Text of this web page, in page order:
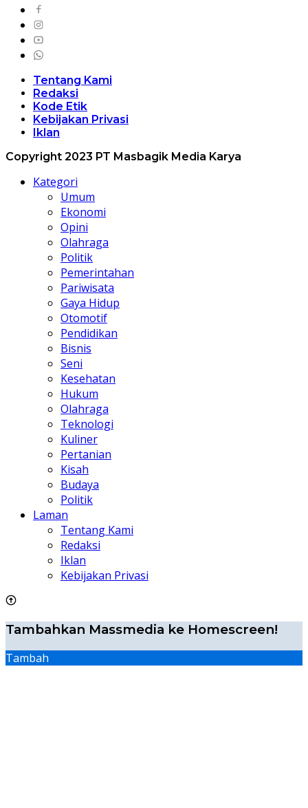
Tentang Kami
Redaksi
Kode Etik
Kebijakan Privasi
Iklan
Copyright 2023 PT Masbagik Media Karya
Kategori
Umum
Ekonomi
Opini
Olahraga
Politik
Pemerintahan
Pariwisata
Gaya Hidup
Otomotif
Pendidikan
Bisnis
Seni
Kesehatan
Hukum
Olahraga
Teknologi
Kuliner
Pertanian
Kisah
Budaya
Politik
Laman
Tentang Kami
Redaksi
Iklan
Kebijakan Privasi
Tambahkan Massmedia ke Homescreen!
Tambah